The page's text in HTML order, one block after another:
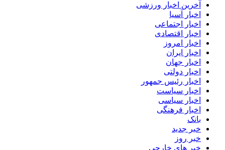
آخرین اخبار ورزشی
اخبار آسیا
اخبار اجتماعی
اخبار اقتصادی
اخبار امروز
اخبار ایران
اخبار جهان
اخبار دولتی
اخبار رئیس جمهور
اخبار سیاست
اخبار سیاسی
اخبار فرهنگی
بانک
خبر جدید
خبر روز
خبر های خارجی